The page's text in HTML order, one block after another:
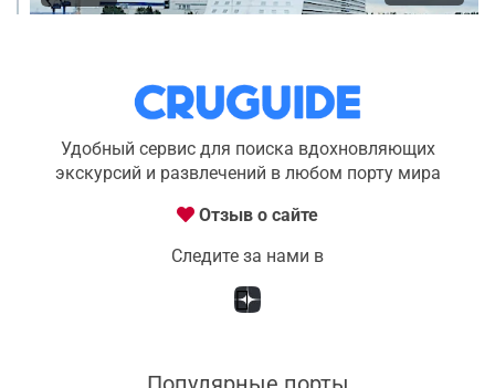
Удобный сервис для поиска вдохновляющих
экскурсий и развлечений в любом порту мира
Отзыв о сайте
Следите за нами в